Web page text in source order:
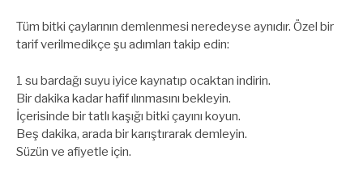
Tüm bitki çaylarının demlenmesi neredeyse aynıdır. Özel bir
tarif verilmedikçe şu adımları takip edin:
1 su bardağı suyu iyice kaynatıp ocaktan indirin.
Bir dakika kadar hafif ılınmasını bekleyin.
İçerisinde bir tatlı kaşığı bitki çayını koyun.
Beş dakika, arada bir karıştırarak demleyin.
Süzün ve afiyetle için.